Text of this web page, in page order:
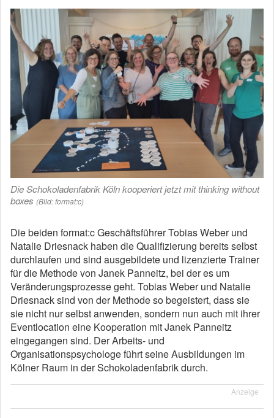
Die Schokoladenfabrik Köln kooperiert jetzt mit thinking without
boxes (Bild: format:c)
Die beiden format:c Geschäftsführer Tobias Weber und
Natalie Driesnack haben die Qualifizierung bereits selbst
durchlaufen und sind ausgebildete und lizenzierte Trainer
für die Methode von Janek Panneitz, bei der es um
Veränderungsprozesse geht. Tobias Weber und Natalie
Driesnack sind von der Methode so begeistert, dass sie
sie nicht nur selbst anwenden, sondern nun auch mit ihrer
Eventlocation eine Kooperation mit Janek Panneitz
eingegangen sind. Der Arbeits- und
Organisationspsychologe führt seine Ausbildungen im
Kölner Raum in der Schokoladenfabrik durch.
Anzeige